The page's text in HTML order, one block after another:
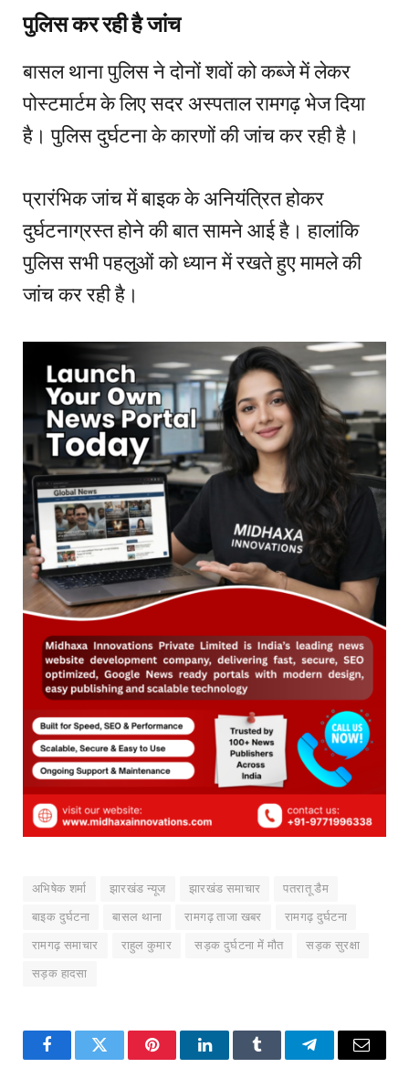
पुलिस कर रही है जांच
बासल थाना पुलिस ने दोनों शवों को कब्जे में लेकर
पोस्टमार्टम के लिए सदर अस्पताल रामगढ़ भेज दिया
है। पुलिस दुर्घटना के कारणों की जांच कर रही है।
प्रारंभिक जांच में बाइक के अनियंत्रित होकर
दुर्घटनाग्रस्त होने की बात सामने आई है। हालांकि
पुलिस सभी पहलुओं को ध्यान में रखते हुए मामले की
जांच कर रही है।
अभिषेक शर्मा झारखंड न्यूज झारखंड समाचार पतरातू डैम
बाइक दुर्घटना बासल थाना रामगढ़ ताजा खबर रामगढ़ दुर्घटना
रामगढ़ समाचार राहुल कुमार सड़क दुर्घटना में मौत सड़क सुरक्षा
सड़क हादसा
FacebookTwitter PinterestLinkedInTumblr TelegramEmail